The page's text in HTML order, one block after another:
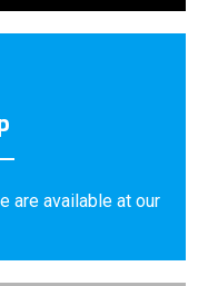
are available at our